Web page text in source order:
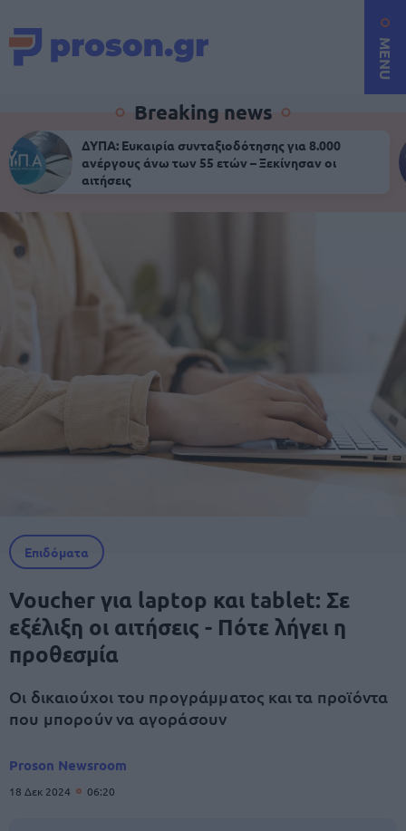
MENU
Breaking news
ΔΥΠΑ: Ευκαιρία συνταξιοδότησης για 8.000
ανέργους άνω των 55 ετών – Ξεκίνησαν οι
αιτήσεις
Επιδόματα
Voucher για laptop και tablet: Σε
εξέλιξη οι αιτήσεις - Πότε λήγει η
προθεσμία
Οι δικαιούχοι του προγράμματος και τα προϊόντα
που μπορούν να αγοράσουν
Proson Newsroom
18 Δεκ 2024 06:20